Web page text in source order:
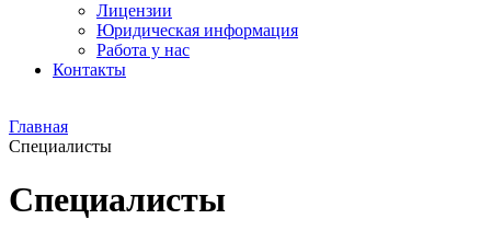
Лицензии
Юридическая информация
Работа у нас
Контакты
Главная
Специалисты
Специалисты